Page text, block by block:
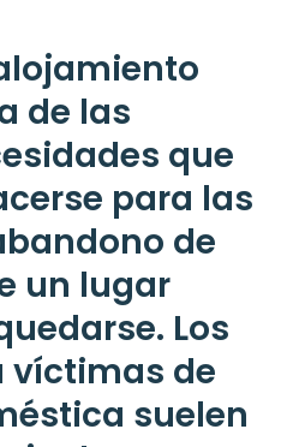
de las
que
para las
de
un lugar
Los
víctimas de
suelen